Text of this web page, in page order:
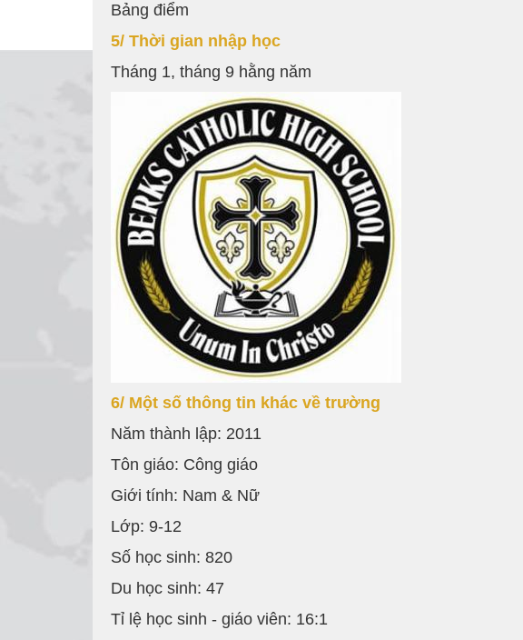
Bảng điểm
5/ Thời gian nhập học
Tháng 1, tháng 9 hằng năm
6/ Một số thông tin khác về trường
Năm thành lập: 2011
Tôn giáo: Công giáo
Giới tính: Nam & Nữ
Lớp: 9-12
Số học sinh: 820
Du học sinh: 47
Tỉ lệ học sinh - giáo viên: 16:1